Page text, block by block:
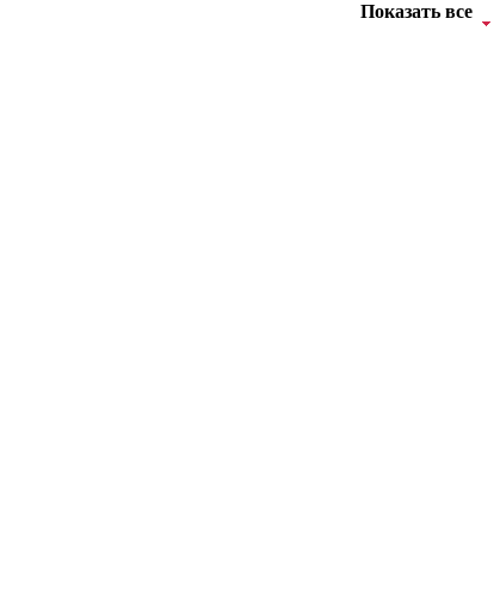
Показать все